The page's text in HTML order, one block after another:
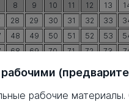
8 9 10 11 12 13
28 29 30 31 32 33
48 49 50 51 52 53
68 69 70 71 72 73
88
112
128 129 130 131 132 133
рабочими
рабочие